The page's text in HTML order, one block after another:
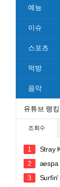
예능
이슈
스포츠
먹방
음악
유튜브 랭킹
조회수
Stray
aespa
at. Ty Dolla